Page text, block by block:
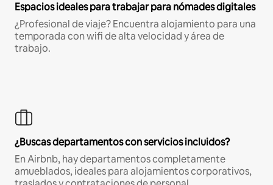
Espacios ideales para trabajar para nómades digitales
¿Profesional de viaje? Encuentra alojamiento para una
temporada con wifi de alta velocidad y área de
trabajo.
¿Buscas departamentos con servicios incluidos?
En Airbnb, hay departamentos completamente
amueblados, ideales para alojamientos corporativos,